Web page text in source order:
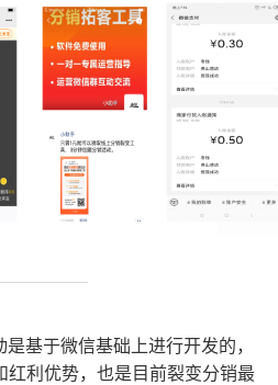
基于微信基础上进行开发的，
红利优势，也是目前裂变分销最